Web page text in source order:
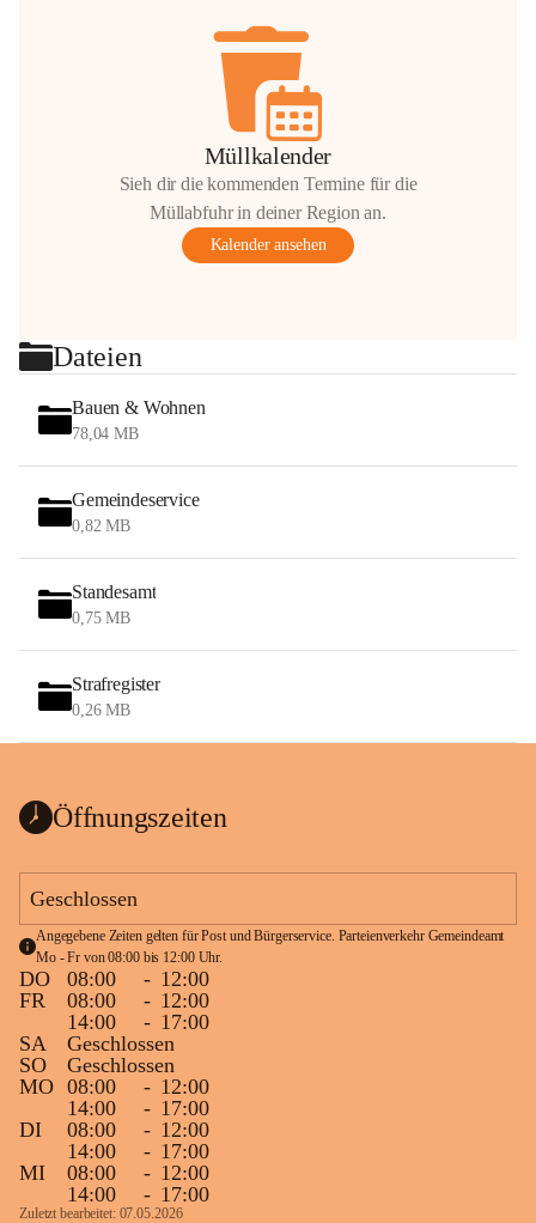
Müllkalender
Sieh dir die kommenden Termine für die
Müllabfuhr in deiner Region an.
Kalender ansehen
Dateien
Bauen & Wohnen
78,04 MB
Gemeindeservice
0,82 MB
Standesamt
0,75 MB
Strafregister
0,26 MB
Öffnungszeiten
Geschlossen
Angegebene Zeiten gelten für Post und Bürgerservice. Parteienverkehr Gemeindeamt
Mo - Fr von 08:00 bis 12:00 Uhr.
DO 08:00 - 12:00
FR
08:00 - 12:00
14:00
- 17:00
SA
Geschlossen
SO
Geschlossen
MO 08:00 - 12:00
14:00
- 17:00
DI
08:00 - 12:00
14:00
- 17:00
MI
08:00 - 12:00
14:00
- 17:00
Zuletzt bearbeitet: 07.05.2026